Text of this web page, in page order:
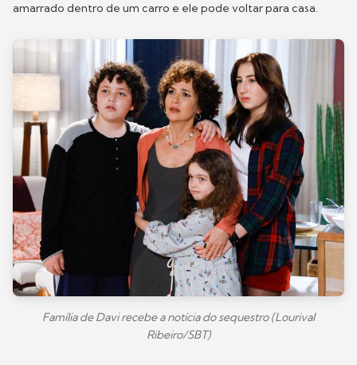
amarrado dentro de um carro e ele pode voltar para casa.
Família de Davi recebe a notícia do sequestro (Lourival
Ribeiro/SBT)